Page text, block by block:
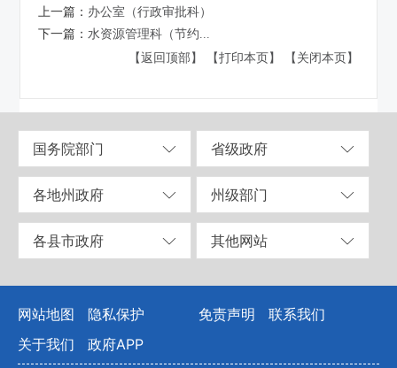
上一篇： 办公室（行政审批科）
下一篇： 水资源管理科（节约...
【返回顶部】
【打印本页】 【关闭本页】
国务院部门 省级政府
各地州政府 州级部门
各县市政府 其他网站
网站地图 隐私保护 免责声明
联系我们
关于我们
政府APP